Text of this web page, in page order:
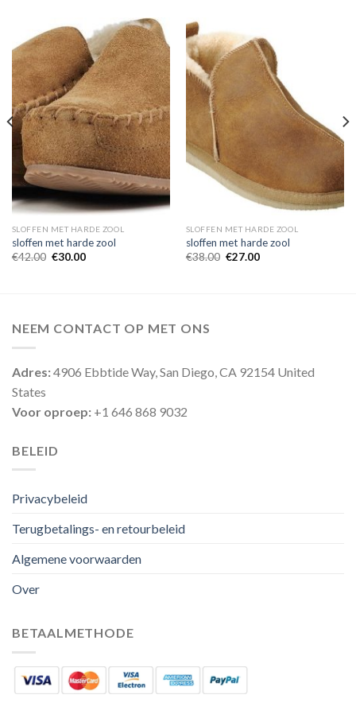
SLOFFEN MET HARDE ZOOL
sloffen met harde zool
€42.00 €30.00
SLOFFEN MET HARDE ZOOL
sloffen met harde zool
€38.00 €27.00
NEEM CONTACT OP MET ONS
Adres:4906 Ebbtide Way, San Diego, CA 92154 United
States
Voor oproep: +1 646 868 9032
BELEID
Privacybeleid
Terugbetalings- en retourbeleid
Algemene voorwaarden
Over
BETAALMETHODE